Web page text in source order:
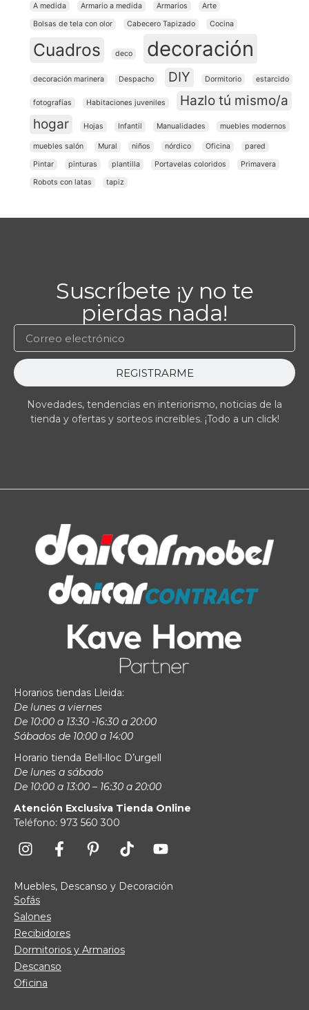
A medida Armario a medida Armarios
Arte
Bolsas de tela con olor
Cabecero Tapizado Cocina
Cuadros deco decoración
decoración marinera Despacho DIY Dormitorio estarcido
fotografías Habitaciones juveniles
Hazlo tú mismo/a
hogar
Hojas Infantil Manualidades muebles modernos
muebles salón Mural niños nórdico Oficina
pared
Pintar
pinturas plantilla Portavelas coloridos
Primavera
Robots con latas
tapiz
Suscríbete ¡y no te
pierdas nada!
REGISTRARME
Novedades, tendencias en interiorismo, noticias de la
tienda y ofertas y sorteos increíbles. ¡Todo a un click!
Horarios tiendas Lleida:
De lunes a viernes
De 10:00 a 13:30 -16:30 a 20:00
Sábados de 10:00 a 14:00
Horario tienda Bell-lloc D’urgell
De lunes a sábado
De 10:00 a 13:00 – 16:30 a 20:00
Atención Exclusiva Tienda Online
Teléfono: 973 560 300
Muebles, Descanso y Decoración
Sofás
Salones
Recibidores
Dormitorios y Armarios
Descanso
Oficina